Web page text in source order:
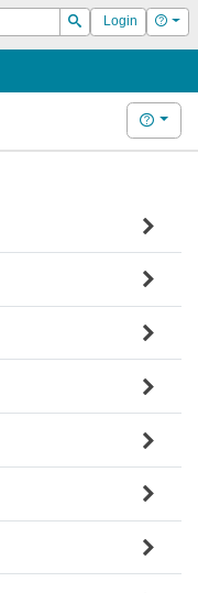
Suchen
Login Hilfe
Hilfe